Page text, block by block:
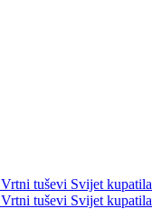
Vrtni tuševi Svijet kupatila
Vrtni tuševi Svijet kupatila